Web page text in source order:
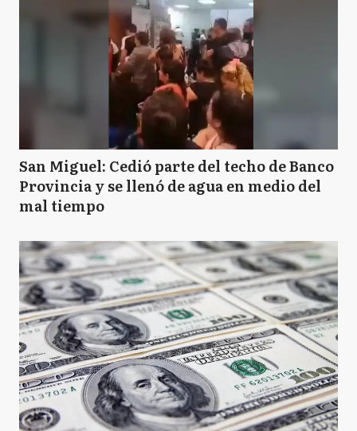
San Miguel: Cedió parte del techo de Banco
Provincia y se llenó de agua en medio del
mal tiempo